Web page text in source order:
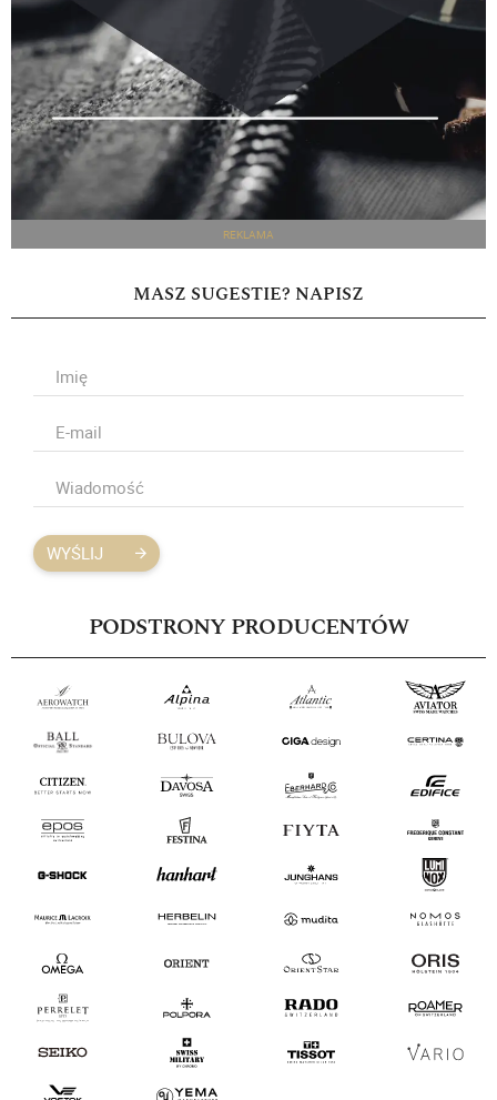
REKLAMA
MASZ SUGESTIE? NAPISZ
WYŚLIJ
PODSTRONY PRODUCENTÓW